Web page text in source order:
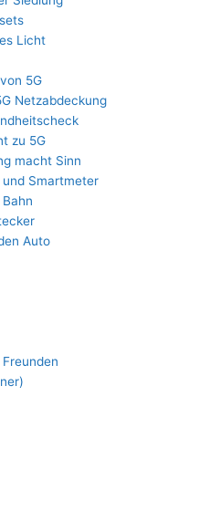
Licht
5G
Netzabdeckung
zu 5G
macht Sinn
Smartmeter
Auto